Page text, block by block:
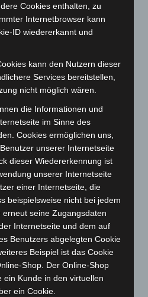
Cookies enthalten, zu
Internetbrowser kann
ID wiedererkannt und
kann den Nutzern dieser
Services bereitstellen,
nicht möglich wären.
die Informationen und
im Sinne des
Cookies ermöglichen uns,
unserer Internetseite
dieser Wiedererkennung ist
unserer Internetseite
einer Internetseite, die
beispielsweise nicht bei jedem
seine Zugangsdaten
Internetseite und dem auf
Benutzers abgelegten Cookie
Beispiel ist das Cookie
Shop. Der Online-Shop
ein Kunde in den virtuellen
ein Cookie.